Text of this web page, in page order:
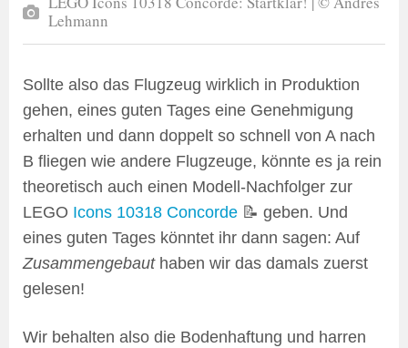
Lehmann
Sollte also das Flugzeug wirklich in Produktion
gehen, eines guten Tages eine Genehmigung
erhalten und dann doppelt so schnell von A nach
B fliegen wie andere Flugzeuge, könnte es ja rein
theoretisch auch einen Modell-Nachfolger zur
LEGO Icons 10318 Concorde 📝 geben. Und
eines guten Tages könntet ihr dann sagen: Auf
Zusammengebauthaben wir das damals zuerst
gelesen!
Wir behalten also die Bodenhaftung und harren